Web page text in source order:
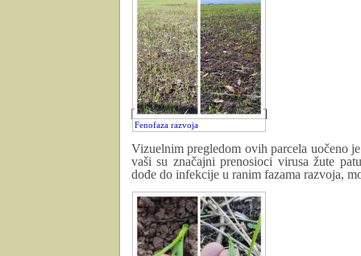
Fenofaza razvoja
Vizuelnim pregledom ovih parcela uočeno
vaši su značajni prenosioci virusa žute
dođe do infekcije u ranim fazama razvoja,